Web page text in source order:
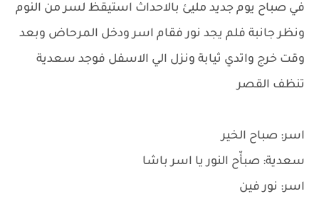
في صباح يوم جديد مليئ بالاحداث استيقظ لسر من النوم
ونظر جانبة فلم يجد نور فقام اسر ودخل المرحاض وبعد
وقت خرج واتدي ثيابة ونزل الي الاسفل فوجد سعدية
تنظف القصر
اسر: صباح الخير
سعدية: صبأّح النور يا اسر باشا
اسر: نور فين